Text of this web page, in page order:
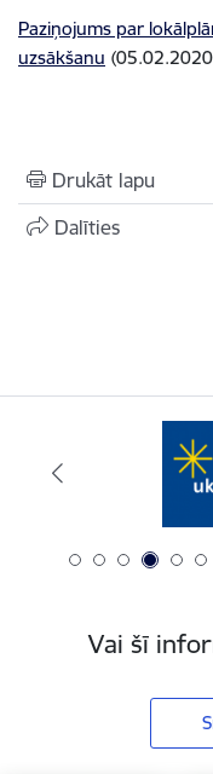
Paziņojums par
uzsākšanu
Drukāt lapu
Dalīties
Vai šī